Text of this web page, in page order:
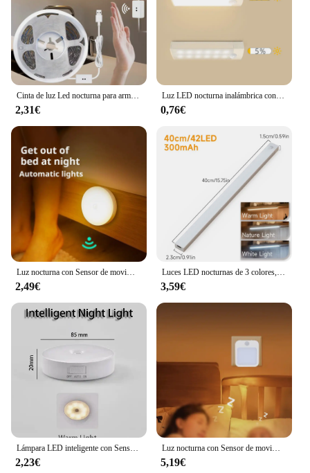
2,31€
Luz LED nocturna inalámbrica con Sensor de movimiento, lámpara de noche con atenuación para debajo del gabinete, dormitorio, pasillo y escalera, recargable
0,76€
2,49€ 3,59€
Lámpara LED inteligente con Sensor de cuerpo humano, iluminación de emergencia automática, carga USB, succión magnética inalámbrica, luz nocturna
2,23€
Luz nocturna con Sensor de movimiento y luz LED, lámparas con enchufe europeo, luz nocturna inalámbrica para niños, mesita de noche y dormitorio
5,19€